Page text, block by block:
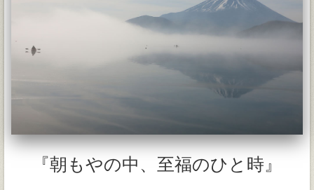
『朝もやの中、至福のひと時』